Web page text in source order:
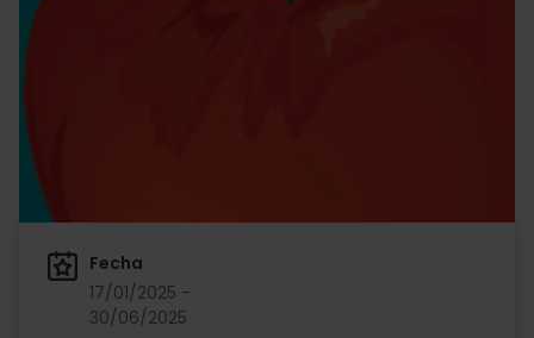
Fecha
17/01/2025 -
30/06/2025